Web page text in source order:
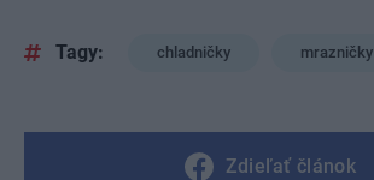
Tagy: chladničky mrazničky
Zdieľať článok